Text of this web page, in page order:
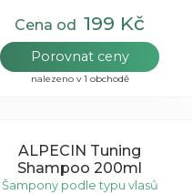
Cena od 199 Kč
Porovnat ceny
nalezeno v 1 obchodě
ALPECIN Tuning
Shampoo 200ml
Šampony podle typu vlasů